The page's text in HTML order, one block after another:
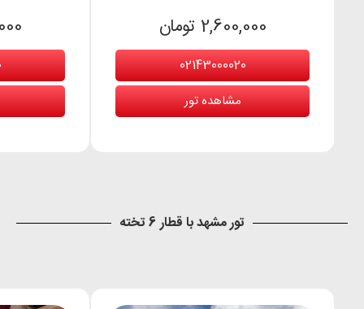
2,600,000 تومان
02143000020
مشاهده تور
تور مشهد با قطار 6 تخته